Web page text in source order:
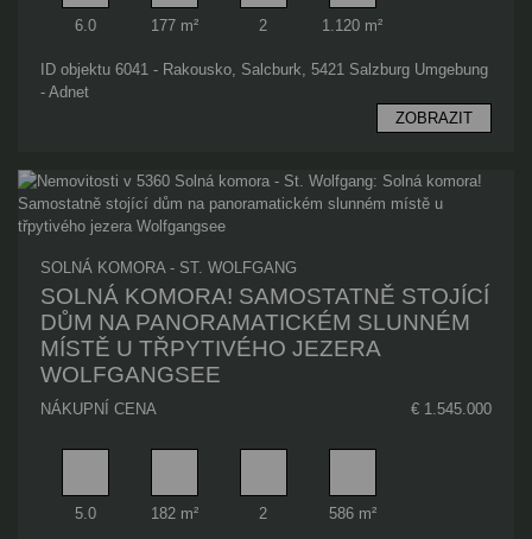
Pokoj
6.0
Obytný prostor
177 m²
Koupelna
2
Plocha pozemku
1.120 m²
ID objektu 6041 - Rakousko, Salcburk, 5421 Salzburg Umgebung
- Adnet
ZOBRAZIT
SOLNÁ KOMORA - ST. WOLFGANG
SOLNÁ KOMORA! SAMOSTATNĚ STOJÍCÍ
DŮM NA PANORAMATICKÉM SLUNNÉM
MÍSTĚ U TŘPYTIVÉHO JEZERA
WOLFGANGSEE
NÁKUPNÍ CENA € 1.545.000
Pokoj
5.0
Obytný prostor
182 m²
Koupelna
2
Plocha pozemku
586 m²